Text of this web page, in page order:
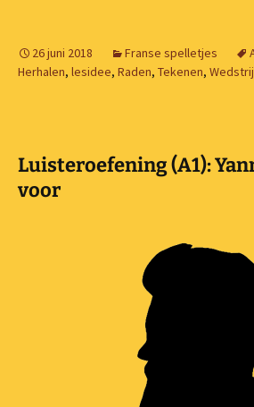
26 juni 2018 Franse spelletjes
Herhalen, lesidee, Raden, Tekenen,
Luisteroefening (A1):
voor